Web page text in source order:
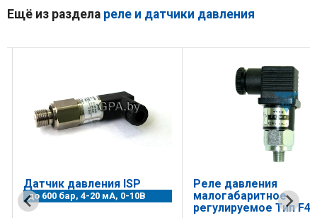
Ещё из раздела реле и датчики давления
Реле давления
малогабаритное
регулируемое Тип F4
Реле давления типа
РД-23, РД4/25М